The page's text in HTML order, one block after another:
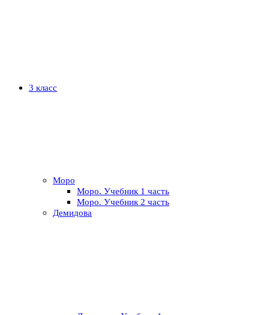
3 класс
Моро
Моро. Учебник 1 часть
Моро. Учебник 2 часть
Демидова